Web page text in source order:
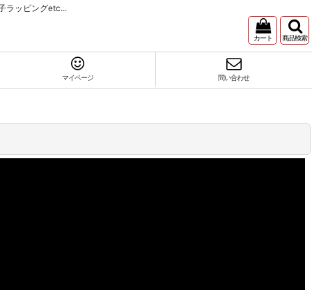
ラッピングetc...
カート 商品検索
マイページ 問い合わせ